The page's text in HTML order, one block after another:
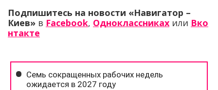
Подпишитесь на новости «Навигатор –
Киев» в Facebook, Одноклассниках или Вко
нтакте